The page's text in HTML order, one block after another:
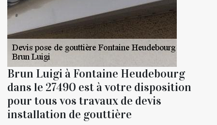
Brun Luigi à Fontaine Heudebourg
dans le 27490 est à votre disposition
pour tous vos travaux de devis
installation de gouttière